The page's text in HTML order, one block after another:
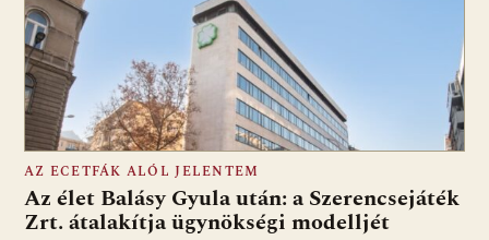
AZ ECETFÁK ALÓL JELENTEM
Az élet Balásy Gyula után: a Szerencsejáték
Zrt. átalakítja ügynökségi modelljét